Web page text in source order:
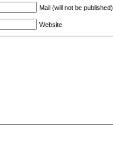
Mail (will not be published)
Website